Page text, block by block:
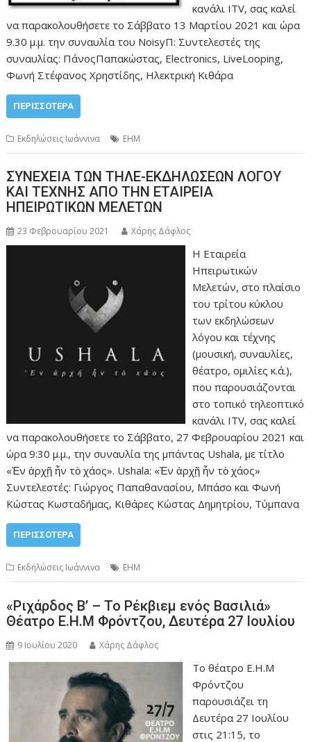
κανάλι ITV, σας καλεί
να παρακολουθήσετε το Σάββατο 13 Μαρτίου 2021 και ώρα
9.30 μ.μ. την συναυλία του ΝoisyΠ: Συντελεστές της
συναυλίας: ΠάνοςΠαπακώστας, Electronics, LiveLooping,
Φωνή Στέφανος Χρηστίδης, Ηλεκτρική Κιθάρα
ΠΕΡΙΣΣΌΤΕΡΑ
Εκδηλώσεις Ιωάννινα ΕΗΜ
ΣΥΝΕΧΕΙΑ ΤΩΝ ΤΗΛΕ-ΕΚΔΗΛΩΣΕΩΝ ΛΟΓΟΥ
ΚΑΙ ΤΕΧΝΗΣ ΑΠΟ ΤΗΝ ΕΤΑΙΡΕΙΑ
ΗΠΕΙΡΩΤΙΚΩΝ ΜΕΛΕΤΩΝ
23 Φεβρουαρίου 2021 Χάρης Δάφλος
Η Εταιρεία
Ηπειρωτικών
Μελετών, στο πλαίσιο
του τρίτου κύκλου
των εκδηλώσεων
λόγου και τέχνης
(μουσική, συναυλίες,
θέατρο, ομιλίες κ.ά.),
που παρουσιάζονται
στο τοπικό τηλεοπτικό
κανάλι ITV, σας καλεί
να παρακολουθήσετε το Σάββατο, 27 Φεβρουαρίου 2021 και
ώρα 9:30 μ.μ., την συναυλία της μπάντας Ushala, με τίτλο
«Ἐν ἀρχῇ ἦν τὸ χάος». Ushala: «Ἐν ἀρχῇ ἦν τὸ χάος»
Συντελεστές: Γιώργος Παπαθανασίου, Μπάσο και Φωνή
Κώστας Κωσταδήμας, Κιθάρες Κώστας Δημητρίου, Τύμπανα
ΠΕΡΙΣΣΌΤΕΡΑ
Εκδηλώσεις Ιωάννινα ΕΗΜ
«Ριχάρδος Β’ – Το Ρέκβιεμ ενός Βασιλιά»
Θέατρο Ε.Η.Μ Φρόντζου, Δευτέρα 27 Ιουλίου
9 Ιουλίου 2020 Χάρης Δάφλος
Το θέατρο Ε.Η.Μ
Φρόντζου
παρουσιάζει τη
Δευτέρα 27 Ιουλίου
στις 21:15, το